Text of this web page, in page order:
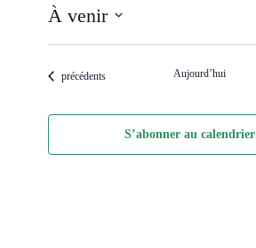
À venir
Sélectionnez
date.
Évènements
précédents Aujourd’hui
S’abonner au calendrier